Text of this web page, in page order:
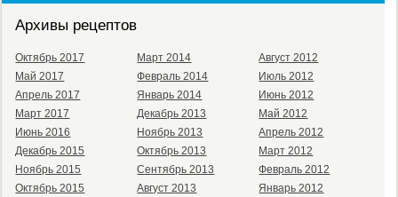
Архивы рецептов
Октябрь 2017
Май 2017
Апрель 2017
Март 2017
Июнь 2016
Декабрь 2015
Ноябрь 2015
Октябрь 2015
Март 2014
Февраль 2014
Январь 2014
Декабрь 2013
Ноябрь 2013
Октябрь 2013
Сентябрь 2013
Август 2013
Август 2012
Июль 2012
Июнь 2012
Май 2012
Апрель 2012
Март 2012
Февраль 2012
Январь 2012